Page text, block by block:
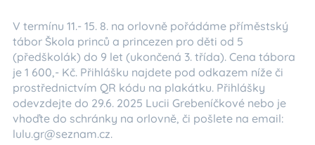
V termínu 11.- 15. 8. na orlovně pořádáme příměstský
tábor Škola princů a princezen pro děti od 5
(předškolák) do 9 let (ukončená 3. třída). Cena tábora
je 1 600,- Kč. Přihlášku najdete pod odkazem níže či
prostřednictvím QR kódu na plakátku. Přihlášky
odevzdejte do 29.6. 2025 Lucii Grebeníčkové nebo je
vhoďte do schránky na orlovně, či pošlete na email:
lulu.gr@seznam.cz.